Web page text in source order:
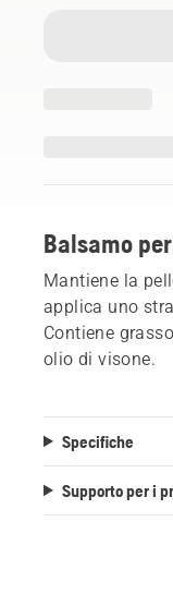
Balsamo
Mantiene la
applica uno
Contiene
olio di visone.
Specifiche
Supporto per i